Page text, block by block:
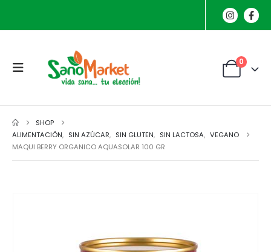
0
SHOP
ALIMENTACIÓN, SIN AZÚCAR, SIN GLUTEN, SIN LACTOSA, VEGANO
MAQUI BERRY ORGANICO AQUASOLAR 100 GR